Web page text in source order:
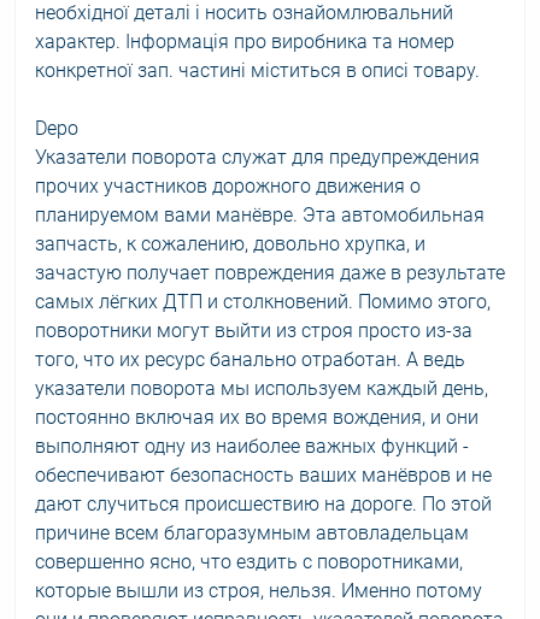
необхідної деталі і носить ознайомлювальний
характер. Інформація про виробника та номер
конкретної зап. частині міститься в описі товару.
Depo
Указатели поворота служат для предупреждения
прочих участников дорожного движения о
планируемом вами манёвре. Эта автомобильная
запчасть, к сожалению, довольно хрупка, и
зачастую получает повреждения даже в результате
самых лёгких ДТП и столкновений. Помимо этого,
поворотники могут выйти из строя просто из-за
того, что их ресурс банально отработан. А ведь
указатели поворота мы используем каждый день,
постоянно включая их во время вождения, и они
выполняют одну из наиболее важных функций -
обеспечивают безопасность ваших манёвров и не
дают случиться происшествию на дороге. По этой
причине всем благоразумным автовладельцам
совершенно ясно, что ездить с поворотниками,
которые вышли из строя, нельзя. Именно потому